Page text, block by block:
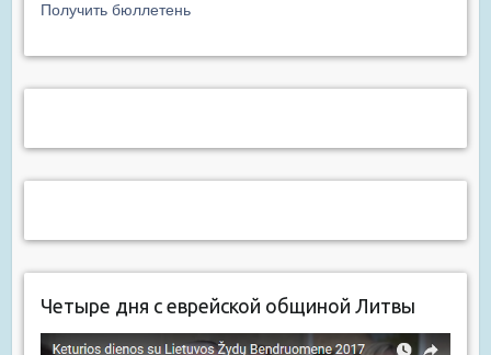
Получить бюллетень
Четыре дня с еврейской общиной Литвы